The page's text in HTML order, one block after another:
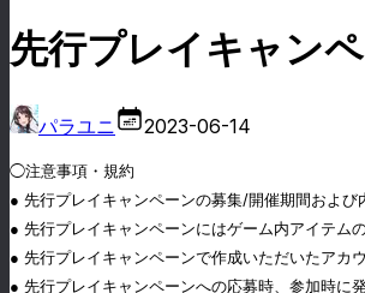
先行プレイキャン
パラユニ 2023-06-14
◯注意事項・規約
● 先行プレイキャンペーンの募集/開催期間および
● 先行プレイキャンペーンにはゲーム内アイテム
● 先行プレイキャンペーンで作成いただいたアカ
● 先行プレイキャンペーンへの応募時、参加時に